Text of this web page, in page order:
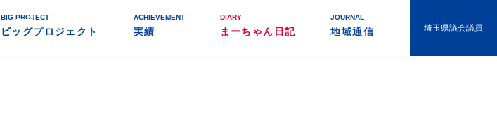
BIG PROJECT
ビッグプロジェクト
ACHIEVEMENT
実績
DIARY
まーちゃん日記
JOURNAL
地域通信 埼玉県議会議員